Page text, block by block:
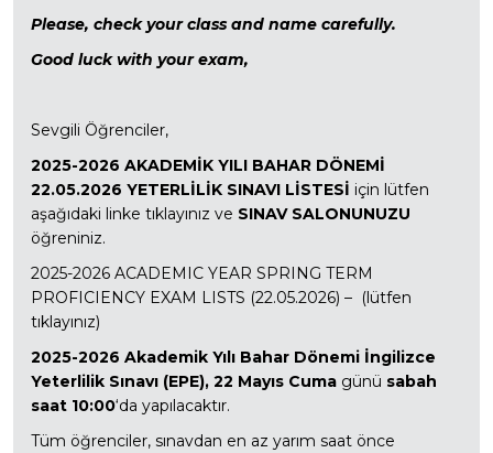
Please, check your class and name carefully.
Good luck with your exam,
Sevgili Öğrenciler,
2025-2026 AKADEMİK YILI BAHAR DÖNEMİ
22.05.2026 YETERLİLİK SINAVI LİSTESİ için lütfen
aşağıdaki linke tıklayınız ve SINAV SALONUNUZU
öğreniniz.
2025-2026 ACADEMIC YEAR SPRING TERM
PROFICIENCY EXAM LISTS (22.05.2026) – (lütfen
tıklayınız)
2025-2026 Akademik Yılı Bahar Dönemi İngilizce
Yeterlilik Sınavı (EPE), 22 Mayıs Cuma günü sabah
saat 10:00‘da yapılacaktır.
Tüm öğrenciler, sınavdan en az yarım saat önce